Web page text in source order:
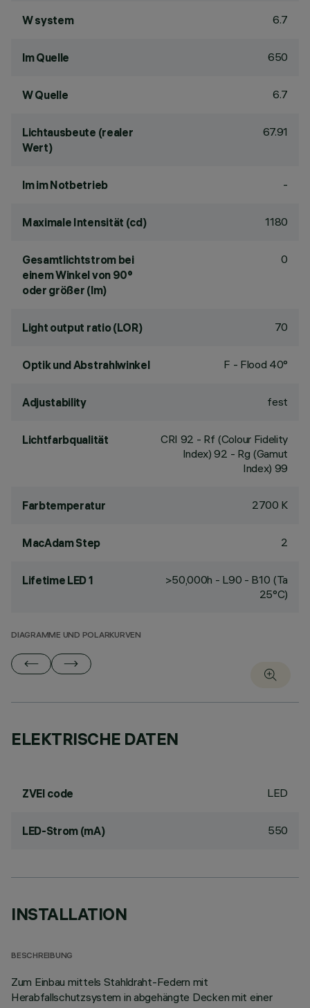
W system 6.7
lm Quelle 650
W Quelle 6.7
Lichtausbeute (realer
Wert)
67.91
lm im Notbetrieb -
Maximale Intensität (cd) 1180
Gesamtlichtstrom bei
einem Winkel von 90°
oder größer (lm)
0
Light output ratio (LOR) 70
Optik und Abstrahlwinkel F - Flood 40°
Adjustability fest
Lichtfarbqualität CRI 92 - Rf (Colour Fidelity
Index) 92 - Rg (Gamut
Index) 99
Farbtemperatur 2700 K
MacAdam Step 2
Lifetime LED 1
>50,000h - L90 - B10 (Ta
25°C)
DIAGRAMME UND POLARKURVEN
ELEKTRISCHE DATEN
ZVEI code LED
LED-Strom (mA) 550
INSTALLATION
BESCHREIBUNG
Zum Einbau mittels Stahldraht-Federn mit
Herabfallschutzsystem in abgehängte Decken mit einer